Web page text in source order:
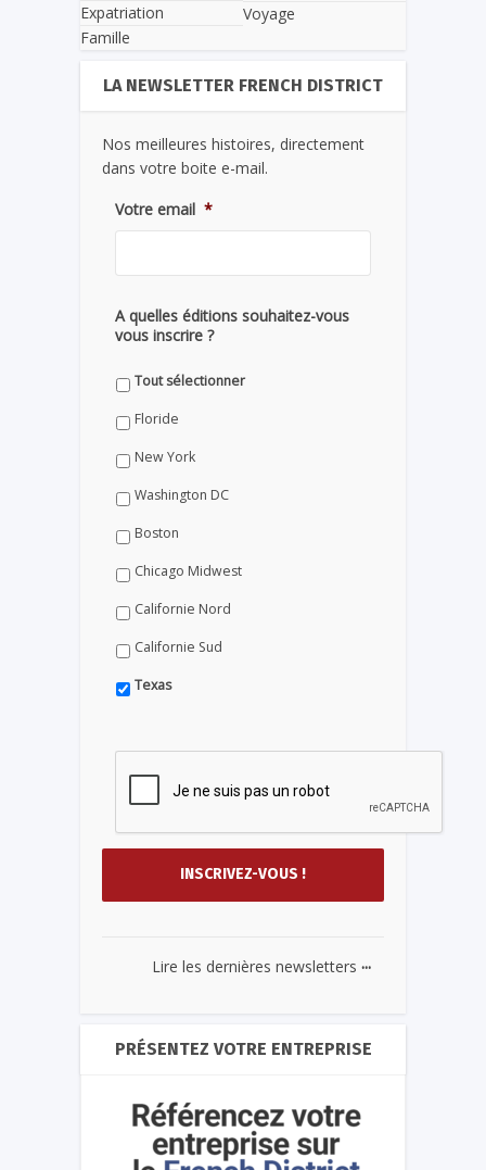
Expatriation
Famille
Voyage
LA NEWSLETTER FRENCH DISTRICT
Nos meilleures histoires, directement
dans votre boite e-mail.
Votre email *
A quelles éditions souhaitez-vous
vous inscrire ?
Tout sélectionner
Floride
New York
Washington DC
Boston
Chicago Midwest
Californie Nord
Californie Sud
Texas
Lire les dernières newsletters ...
PRÉSENTEZ VOTRE ENTREPRISE